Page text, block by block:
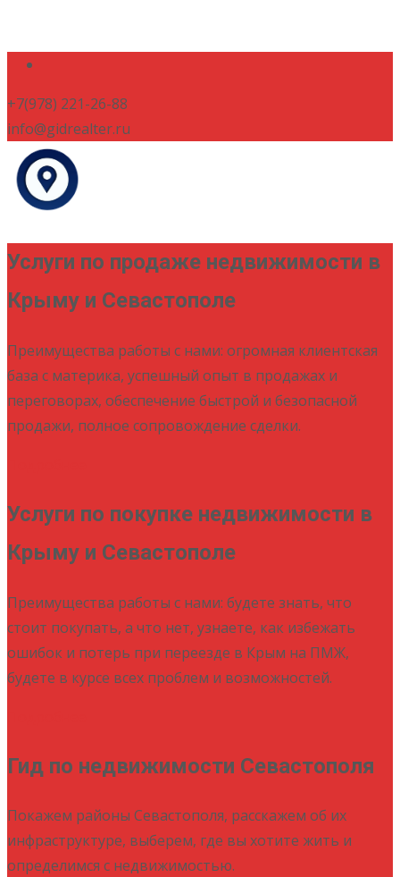
+7(978) 221-26-88
info@gidrealter.ru
Услуги по продаже недвижимости в
Крыму и Севастополе
Преимущества работы с нами: огромная клиентская
база с материка, успешный опыт в продажах и
переговорах, обеспечение быстрой и безопасной
продажи, полное сопровождение сделки.
Услуги по покупке недвижимости в
Крыму и Севастополе
Преимущества работы с нами: будете знать, что
стоит покупать, а что нет, узнаете, как избежать
ошибок и потерь при переезде в Крым на ПМЖ,
будете в курсе всех проблем и возможностей.
Гид по недвижимости Севастополя
Покажем районы Севастополя, расскажем об их
инфраструктуре, выберем, где вы хотите жить и
определимся с недвижимостью.